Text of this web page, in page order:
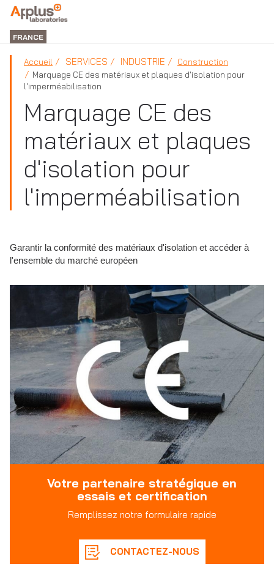
DIVISION
LABORATORIES
FRANCE
Accueil SERVICES INDUSTRIE
Construction
Marquage CE des matériaux et plaques d'isolation pour
l'imperméabilisation
Marquage CE des
matériaux et plaques
d'isolation pour
l'imperméabilisation
Garantir la conformité des matériaux d'isolation et accéder à
l'ensemble du marché européen
Votre partenaire stratégique en
essais et certification
Remplissez notre formulaire rapide
CONTACTEZ-NOUS